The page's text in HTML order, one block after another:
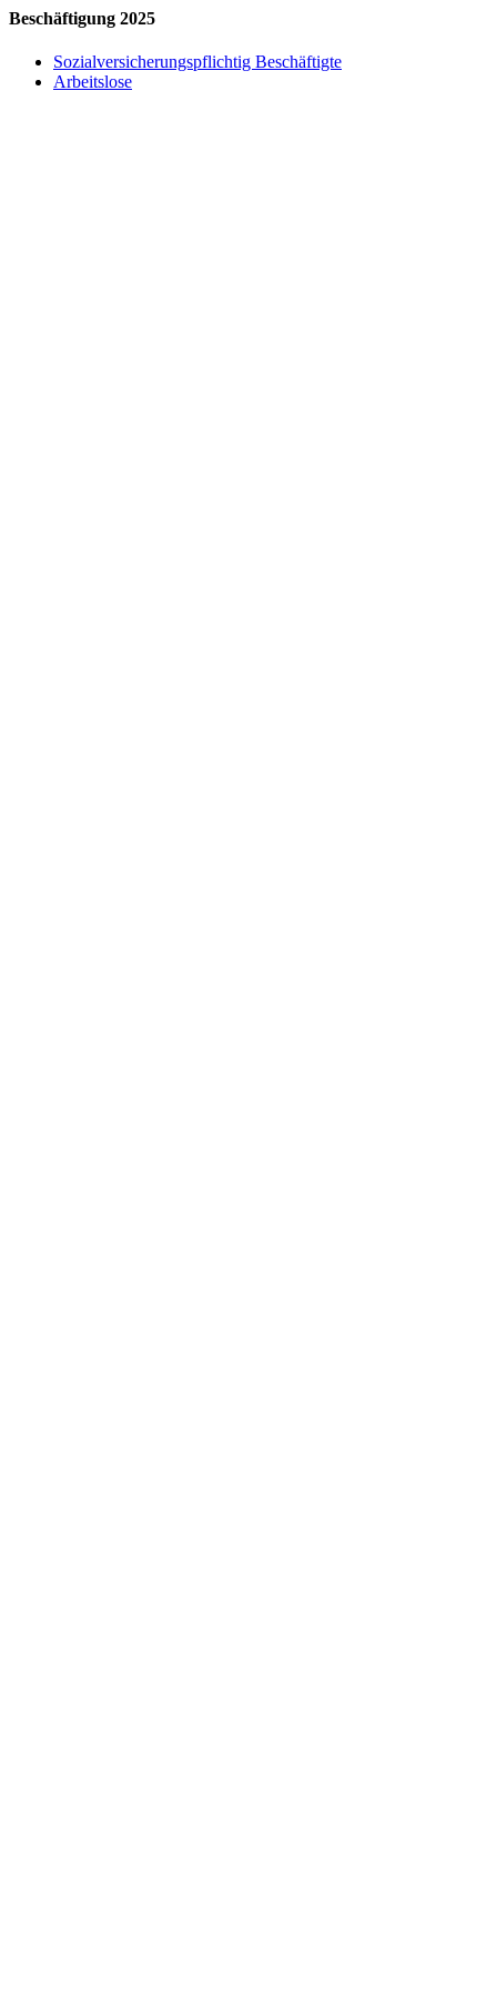
Beschäftigung 2025
Sozialversicherungspflichtig Beschäftigte
Arbeitslose